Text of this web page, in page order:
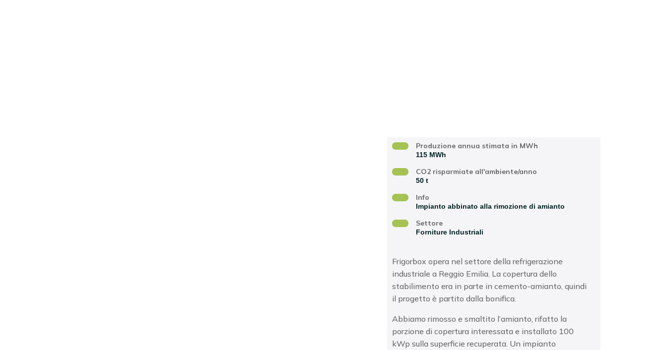
Produzione annua stimata in MWh
115 MWh
CO2 risparmiate all'ambiente/anno
50 t
Info
Impianto abbinato alla rimozione di amianto
Settore
Forniture Industriali
Frigorbox opera nel settore della refrigerazione
industriale a Reggio Emilia. La copertura dello
stabilimento era in parte in cemento-amianto, quindi
il progetto è partito dalla bonifica.
Abbiamo rimosso e smaltito l’amianto, rifatto la
porzione di copertura interessata e installato 100
kWp sulla superficie recuperata. Un impianto